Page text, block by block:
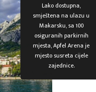
Lako dostupna,
smještena na ulazu u
Makarsku, sa 100
osiguranih parkirnih
mjesta, Apfel Arena je
mjesto susreta cijele
zajednice.